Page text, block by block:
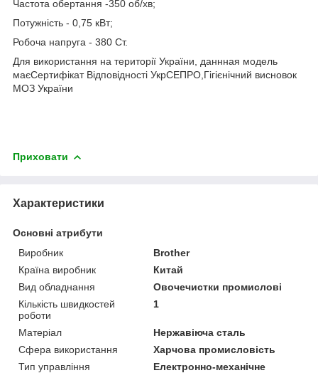
Частота обертання -350 об/хв;
Потужність - 0,75 кВт;
Робоча напруга - 380 Ст.
Для використання на території України, даннная модель
маєСертифікат Відповідності УкрСЕПРО, Гігієнічний висновок
МОЗ України
Приховати
Характеристики
Основні атрибути
Виробник
Brother
Країна виробник
Китай
Вид обладнання
Овочечистки промислові
Кількість швидкостей
роботи
1
Матеріал
Нержавіюча сталь
Сфера використання
Харчова промисловість
Тип управління
Електронно-механічне